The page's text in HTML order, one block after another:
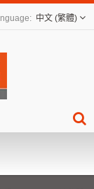
中文 (繁體)